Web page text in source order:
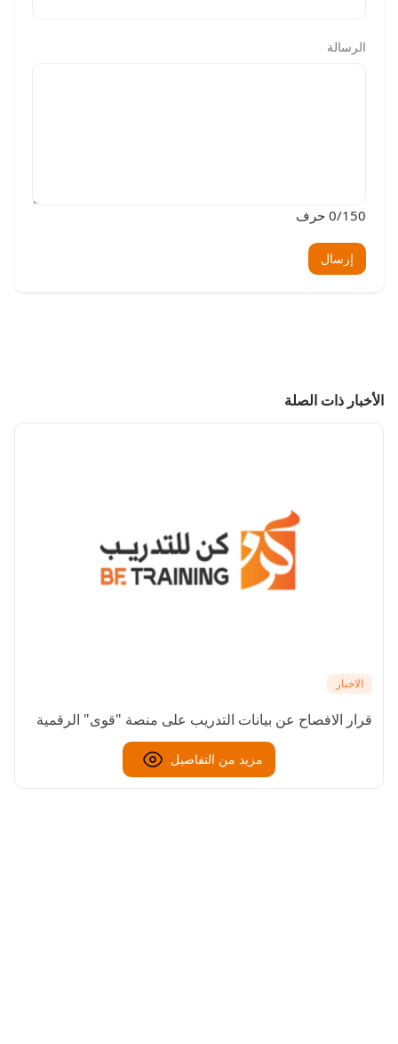
الرسالة
0/150 حرف
إرسال
الأخبار ذات الصلة
الاخبار
قرار الافصاح عن بيانات التدريب على منصة "قوى" الرقمية
مزيد من التفاصيل